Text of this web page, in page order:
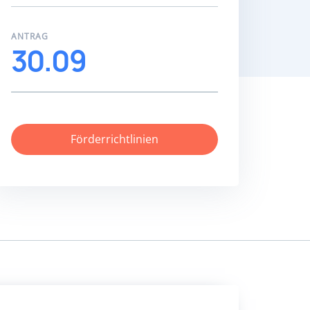
ANTRAG
30.09
Förderrichtlinien